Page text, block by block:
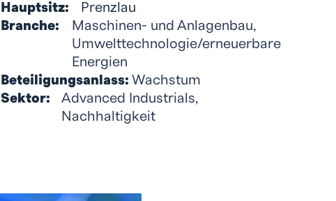
Hauptsitz:
Prenzlau
Branche:
Maschinen- und Anlagenbau,
Umwelttechnologie/erneuerbare
Energien
Beteiligungsanlass: Wachstum
Sektor:
Advanced Industrials,
Nachhaltigkeit